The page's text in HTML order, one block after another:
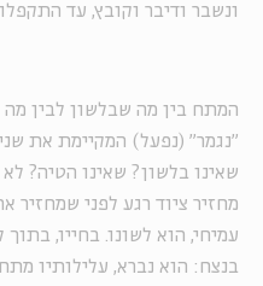
ונשבר ודיבר וקובץ, עד
המתח בין מה שבלשון לבין
"נגמר" (נפעל) המקיימת את
שאינו בלשון? שאינו הטיה?
מחזיר ציוד רגע לפני שמחזיר
עמיחי, הוא לשונו. בחייו,
בנצח: הוא נברא, עלילותיו